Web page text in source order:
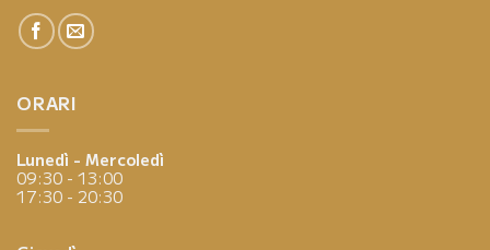
ORARI
Lunedì - Mercoledì
09:30 - 13:00
17:30 - 20:30